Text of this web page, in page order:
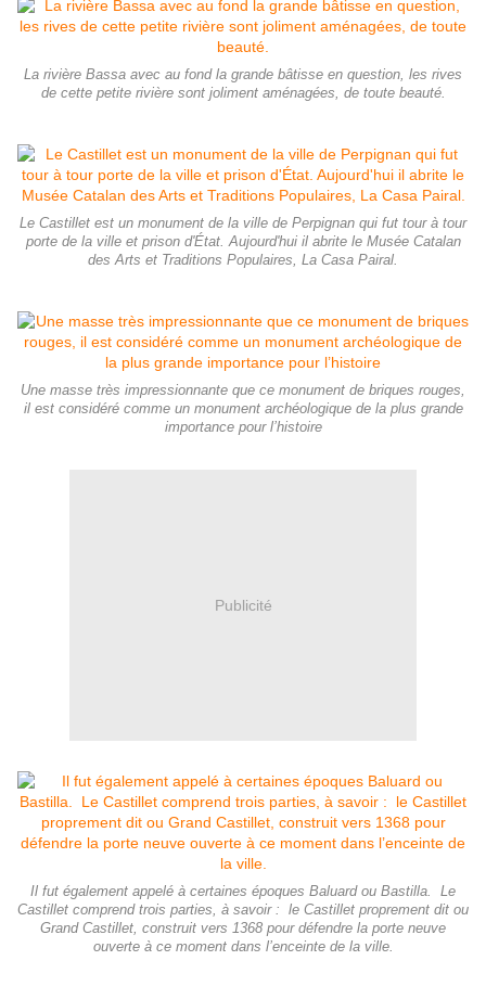
La rivière Bassa avec au fond la grande bâtisse en question, les rives
de cette petite rivière sont joliment aménagées, de toute beauté.
Le Castillet est un monument de la ville de Perpignan qui fut tour à tour
porte de la ville et prison d'État. Aujourd'hui il abrite le Musée Catalan
des Arts et Traditions Populaires, La Casa Pairal.
Une masse très impressionnante que ce monument de briques rouges,
il est considéré comme un monument archéologique de la plus grande
importance pour l’histoire
Publicité
Il fut également appelé à certaines époques Baluard ou Bastilla. Le
Castillet comprend trois parties, à savoir : le Castillet proprement dit ou
Grand Castillet, construit vers 1368 pour défendre la porte neuve
ouverte à ce moment dans l’enceinte de la ville.